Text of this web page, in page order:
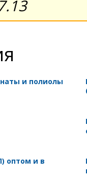
и полиолы
оптом и в